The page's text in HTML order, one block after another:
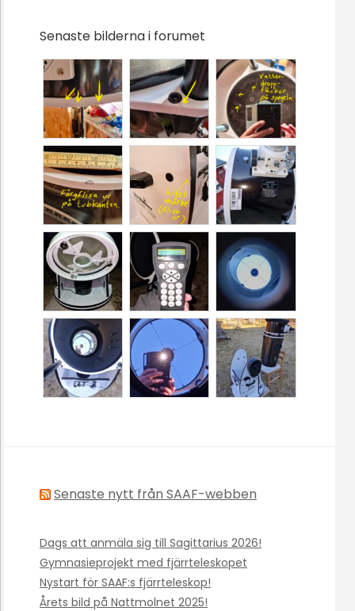
Senaste bilderna i forumet
Senaste nytt från SAAF-webben
Dags att anmäla sig till Sagittarius 2026!
Gymnasieprojekt med fjärrteleskopet
Nystart för SAAF:s fjärrteleskop!
Årets bild på Nattmolnet 2025!